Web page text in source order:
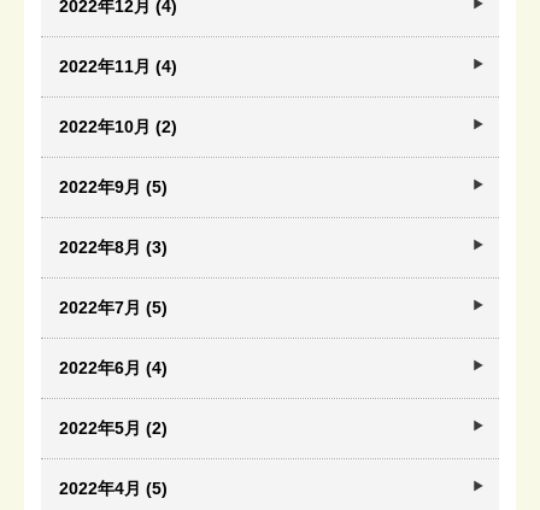
2022年12月 (4)
2022年11月 (4)
2022年10月 (2)
2022年9月 (5)
2022年8月 (3)
2022年7月 (5)
2022年6月 (4)
2022年5月 (2)
2022年4月 (5)